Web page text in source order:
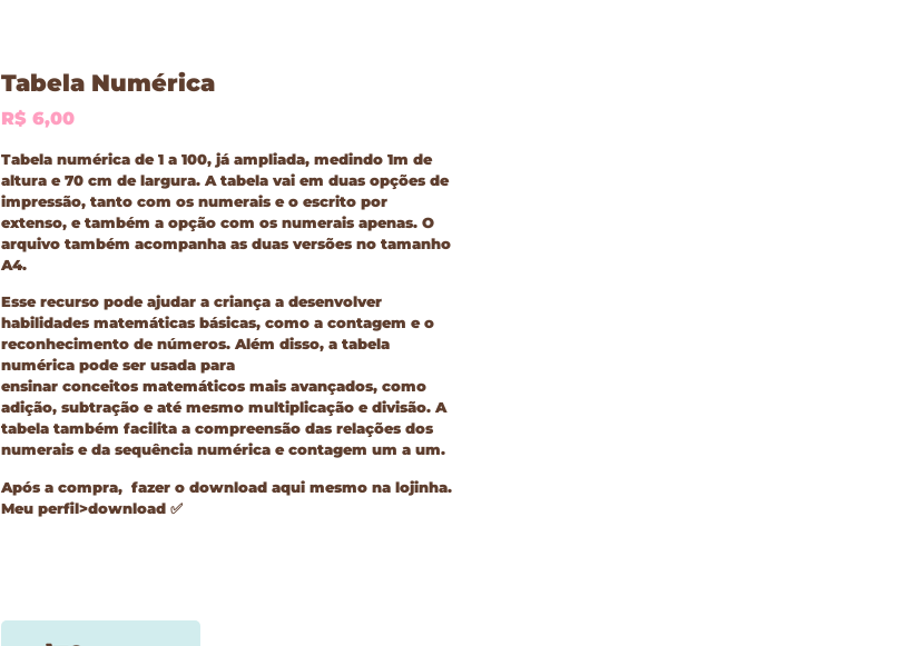
Tabela Numérica
R$ 6,00
Tabela numérica de 1 a 100, já ampliada, medindo 1m de
altura e 70 cm de largura. A tabela vai emduas opções de
impressão, tanto com osnumerais e o escrito por
extenso, e também a opção com os numerais apenas. O
arquivo também acompanha as duas versões no tamanho
A4.
Esse recurso pode ajudar a criança a desenvolver
habilidades matemáticas básicas, como a contagem e o
reconhecimento de números. Além disso, a tabela
numérica pode ser usada para
ensinar conceitos matemáticos mais avançados, como
adição, subtração e até mesmo multiplicação e divisão. A
tabela também facilita a compreensão das relações dos
numerais e da sequência numérica e contagem um a um.
Após a compra, fazer o download aqui mesmo na lojinha.
Meu perfil>download✅